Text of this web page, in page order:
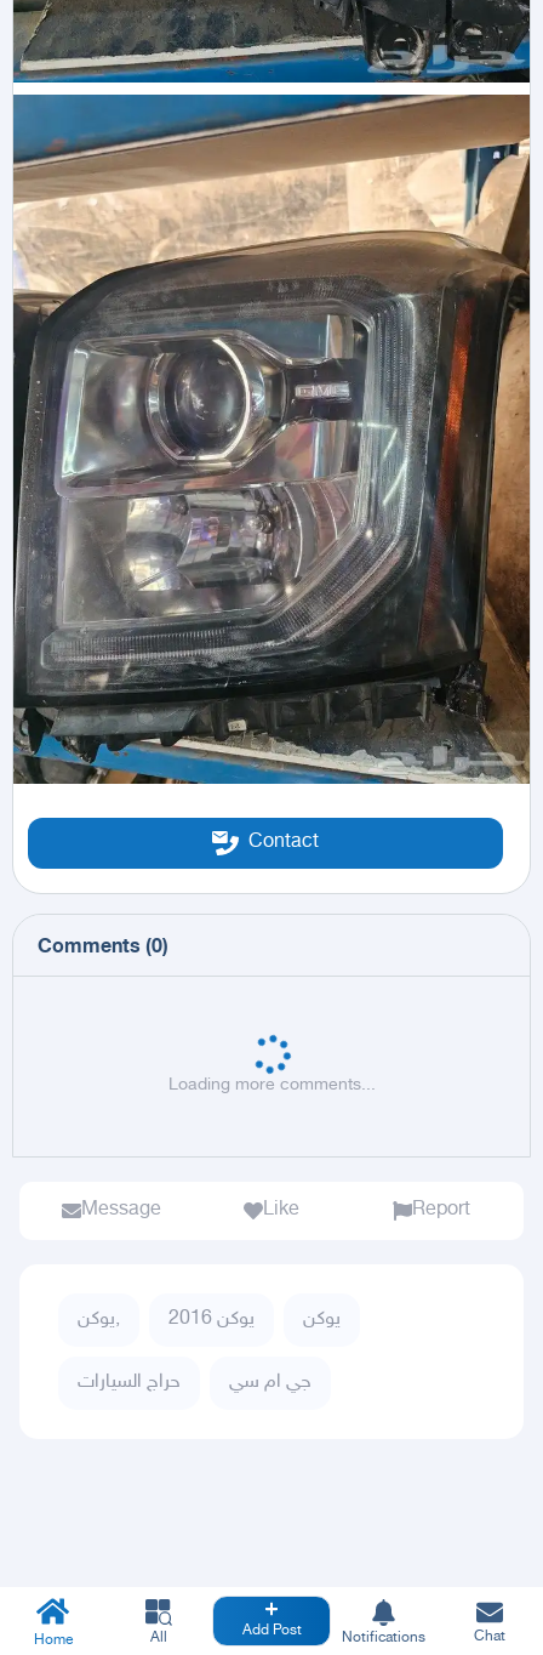
Contact
Comments (0)
Loading more comments...
Message Like Report
يوكن, يوكن 2016 يوكن
حراج السيارات جي ام سي
Home All Add Post Notifications Chat